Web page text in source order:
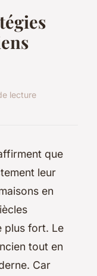
lecture
que
leur
en
plus fort. Le
tout en
Car